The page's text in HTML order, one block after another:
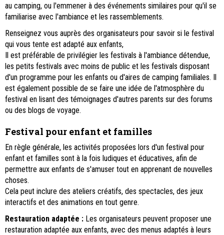
au camping, ou l'emmener à des événements similaires pour qu'il se
familiarise avec l'ambiance et les rassemblements.
Renseignez vous auprès des organisateurs pour savoir si le festival
qui vous tente est adapté aux enfants,
Il est préférable de privilégier les festivals à l'ambiance détendue,
les petits festivals avec moins de public et les festivals disposant
d'un programme pour les enfants ou d'aires de camping familiales. Il
est également possible de se faire une idée de l'atmosphère du
festival en lisant des témoignages d'autres parents sur des forums
ou des blogs de voyage.
Festival pour enfant et familles
En règle générale, les activités proposées lors d'un festival pour
enfant et familles sont à la fois ludiques et éducatives, afin de
permettre aux enfants de s'amuser tout en apprenant de nouvelles
choses.
Cela peut inclure des ateliers créatifs, des spectacles, des jeux
interactifs et des animations en tout genre.
Restauration adaptée : Les organisateurs peuvent proposer une
restauration adaptée aux enfants, avec des menus adaptés à leurs